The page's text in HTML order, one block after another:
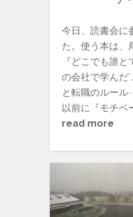
今日、読書会に
た。使う本は、
『どこでも誰
の会社で学んだ
と転職のルール
以前に『モチベ
read more